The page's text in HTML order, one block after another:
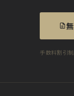
手数料割引